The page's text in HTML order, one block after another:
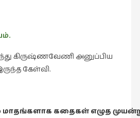
கிருஷ்ணவேணி அனுப்பிய
கேள்வி.
மாதங்களாக கதைகள் எழுத